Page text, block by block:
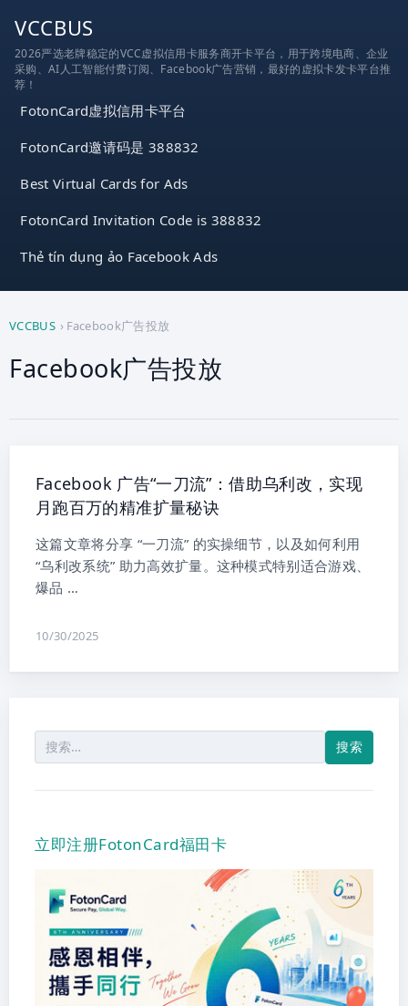
VCCBUS
2026严选老牌稳定的VCC虚拟信用卡服务商开卡平台，用于跨境电商、企业
采购、AI人工智能付费订阅、Facebook广告营销，最好的虚拟卡发卡平台推
荐！
FotonCard虚拟信用卡平台
FotonCard邀请码是 388832
Best Virtual Cards for Ads
FotonCard Invitation Code is 388832
Thẻ tín dụng ảo Facebook Ads
VCCBUS › Facebook广告投放
Facebook广告投放
Facebook 广告“一刀流”：借助乌利改，实现
月跑百万的精准扩量秘诀
这篇文章将分享 “一刀流” 的实操细节，以及如何利用
“乌利改系统” 助力高效扩量。这种模式特别适合游戏、
爆品 …
10/30/2025
索：
立即注册FotonCard福田卡